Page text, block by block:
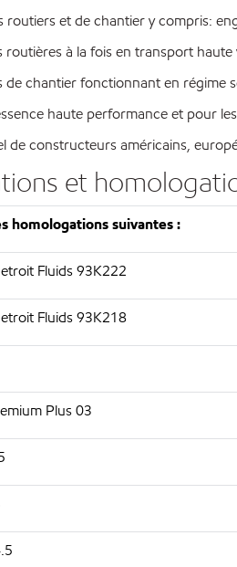
et de chantier y compris:
à la fois en transport
chantier fonctionnant en régime
haute performance et pour
de constructeurs américains,
et
homologations suivantes :
Fluids 93K222
Fluids 93K218
Plus 03